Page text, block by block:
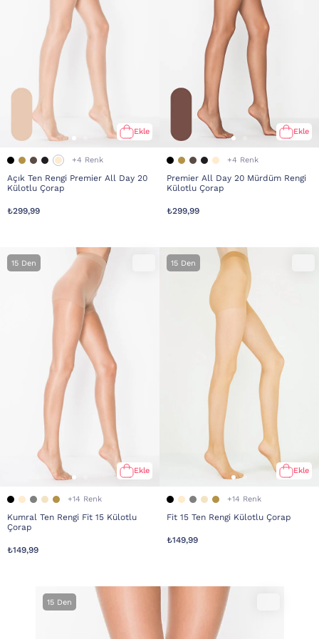
Ekle
+4 Renk
Açık Ten Rengi Premier All Day 20
Külotlu Çorap
₺299,99
Ekle
+4 Renk
Premier All Day 20 Mürdüm Rengi
Külotlu Çorap
₺299,99
15 Den
Ekle
+14 Renk
Kumral Ten Rengi Fit 15 Külotlu
Çorap
₺149,99
15 Den
Ekle
+14 Renk
Fit 15 Ten Rengi Külotlu Çorap
₺149,99
15 Den